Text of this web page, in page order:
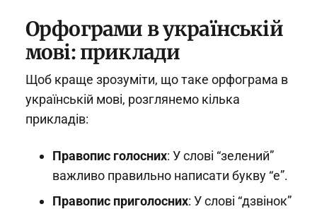
Орфограми в українській
мові: приклади
Щоб краще зрозуміти, що таке орфограма в
українській мові, розглянемо кілька
прикладів:
Правопис голосних: У слові “зелений”
важливо правильно написати букву “е”.
Правопис приголосних: У слові “дзвінок”